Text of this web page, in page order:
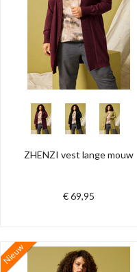
ZHENZI vest lange mouw
€ 69,95
Nieuw